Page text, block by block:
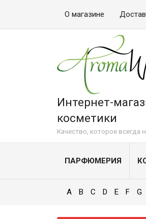
О магазине
Интернет-
косметики
Качество, которое всегда
ПАРФЮМЕРИЯ
A B C D E F G